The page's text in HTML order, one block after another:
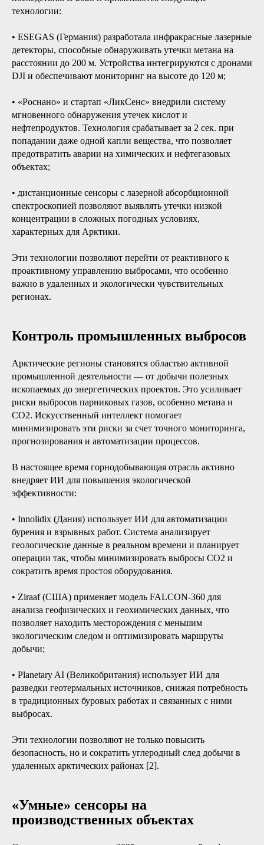
технологии:
• ESEGAS (Германия) разработала инфракрасные лазерные
детекторы, способные обнаруживать утечки метана на
расстоянии до 200 м. Устройства интегрируются с дронами
DJI и обеспечивают мониторинг на высоте до 120 м;
• «Роснано» и стартап «ЛикСенс» внедрили систему
мгновенного обнаружения утечек кислот и
нефтепродуктов. Технология срабатывает за 2 сек. при
попадании даже одной капли вещества, что позволяет
предотвратить аварии на химических и нефтегазовых
объектах;
• дистанционные сенсоры с лазерной абсорбционной
спектроскопией позволяют выявлять утечки низкой
концентрации в сложных погодных условиях,
характерных для Арктики.
Эти технологии позволяют перейти от реактивного к
проактивному управлению выбросами, что особенно
важно в удаленных и экологически чувствительных
регионах.
Контроль промышленных выбросов
Арктические регионы становятся областью активной
промышленной деятельности — от добычи полезных
ископаемых до энергетических проектов. Это усиливает
риски выбросов парниковых газов, особенно метана и
CO2. Искусственный интеллект помогает
минимизировать эти риски за счет точного мониторинга,
прогнозирования и автоматизации процессов.
В настоящее время горнодобывающая отрасль активно
внедряет ИИ для повышения экологической
эффективности:
• Innolidix (Дания) использует ИИ для автоматизации
бурения и взрывных работ. Система анализирует
геологические данные в реальном времени и планирует
операции так, чтобы минимизировать выбросы CO2 и
сократить время простоя оборудования.
• Ziraaf (США) применяет модель FALCON-360 для
анализа геофизических и геохимических данных, что
позволяет находить месторождения с меньшим
экологическим следом и оптимизировать маршруты
добычи;
• Planetary AI (Великобритания) использует ИИ для
разведки геотермальных источников, снижая потребность
в традиционных буровых работах и связанных с ними
выбросах.
Эти технологии позволяют не только повысить
безопасность, но и сократить углеродный след добычи в
удаленных арктических районах [2].
«Умные» сенсоры на
производственных объектах